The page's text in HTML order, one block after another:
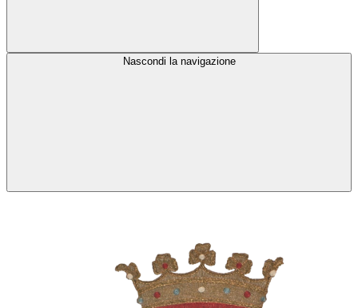
Nascondi la navigazione